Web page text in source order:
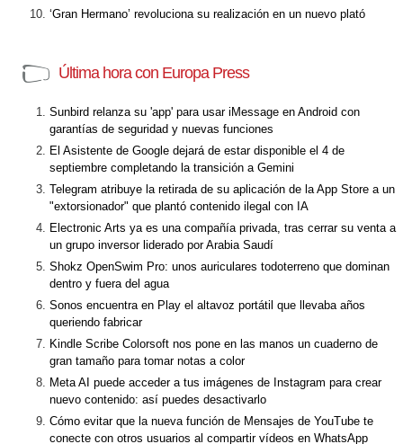
‘Gran Hermano’ revoluciona su realización en un nuevo plató
Última hora con Europa Press
Sunbird relanza su 'app' para usar iMessage en Android con
garantías de seguridad y nuevas funciones
El Asistente de Google dejará de estar disponible el 4 de
septiembre completando la transición a Gemini
Telegram atribuye la retirada de su aplicación de la App Store a un
"extorsionador" que plantó contenido ilegal con IA
Electronic Arts ya es una compañía privada, tras cerrar su venta a
un grupo inversor liderado por Arabia Saudí
Shokz OpenSwim Pro: unos auriculares todoterreno que dominan
dentro y fuera del agua
Sonos encuentra en Play el altavoz portátil que llevaba años
queriendo fabricar
Kindle Scribe Colorsoft nos pone en las manos un cuaderno de
gran tamaño para tomar notas a color
Meta AI puede acceder a tus imágenes de Instagram para crear
nuevo contenido: así puedes desactivarlo
Cómo evitar que la nueva función de Mensajes de YouTube te
conecte con otros usuarios al compartir vídeos en WhatsApp